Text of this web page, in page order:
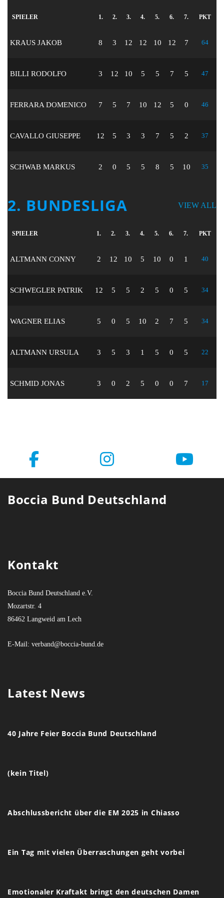
SPIELER 1. 2. 3. 4. 5. 6. 7. PKT
KRAUS JAKOB 8 3 12 12 10 12 7 64
BILLI RODOLFO 3 12 10 5 5 7 5 47
FERRARA DOMENICO 7 5 7 10 12 5 0 46
CAVALLO GIUSEPPE 12 5 3 3 7 5 2 37
SCHWAB MARKUS 2 0 5 5 8 5 10 35
2. BUNDESLIGA VIEW ALL
SPIELER 1. 2. 3. 4. 5. 6. 7. PKT
ALTMANN CONNY 2 12 10 5 10 0 1 40
SCHWEGLER PATRIK 12 5 5 2 5 0 5 34
WAGNER ELIAS 5 0 5 10 2 7 5 34
ALTMANN URSULA 3 5 3 1 5 0 5 22
SCHMID JONAS 3 0 2 5 0 0 7 17
Boccia Bund Deutschland
Kontakt
Boccia Bund Deutschland e.V.
Mozartstr. 4
86462 Langweid am Lech
E-Mail: verband@boccia-bund.de
Latest News
40 Jahre Feier Boccia Bund Deutschland
(kein Titel)
Abschlussbericht über die EM 2025 in Chiasso
Ein Tag mit vielen Überraschungen geht vorbei
Emotionaler Kraftakt bringt den deutschen Damen